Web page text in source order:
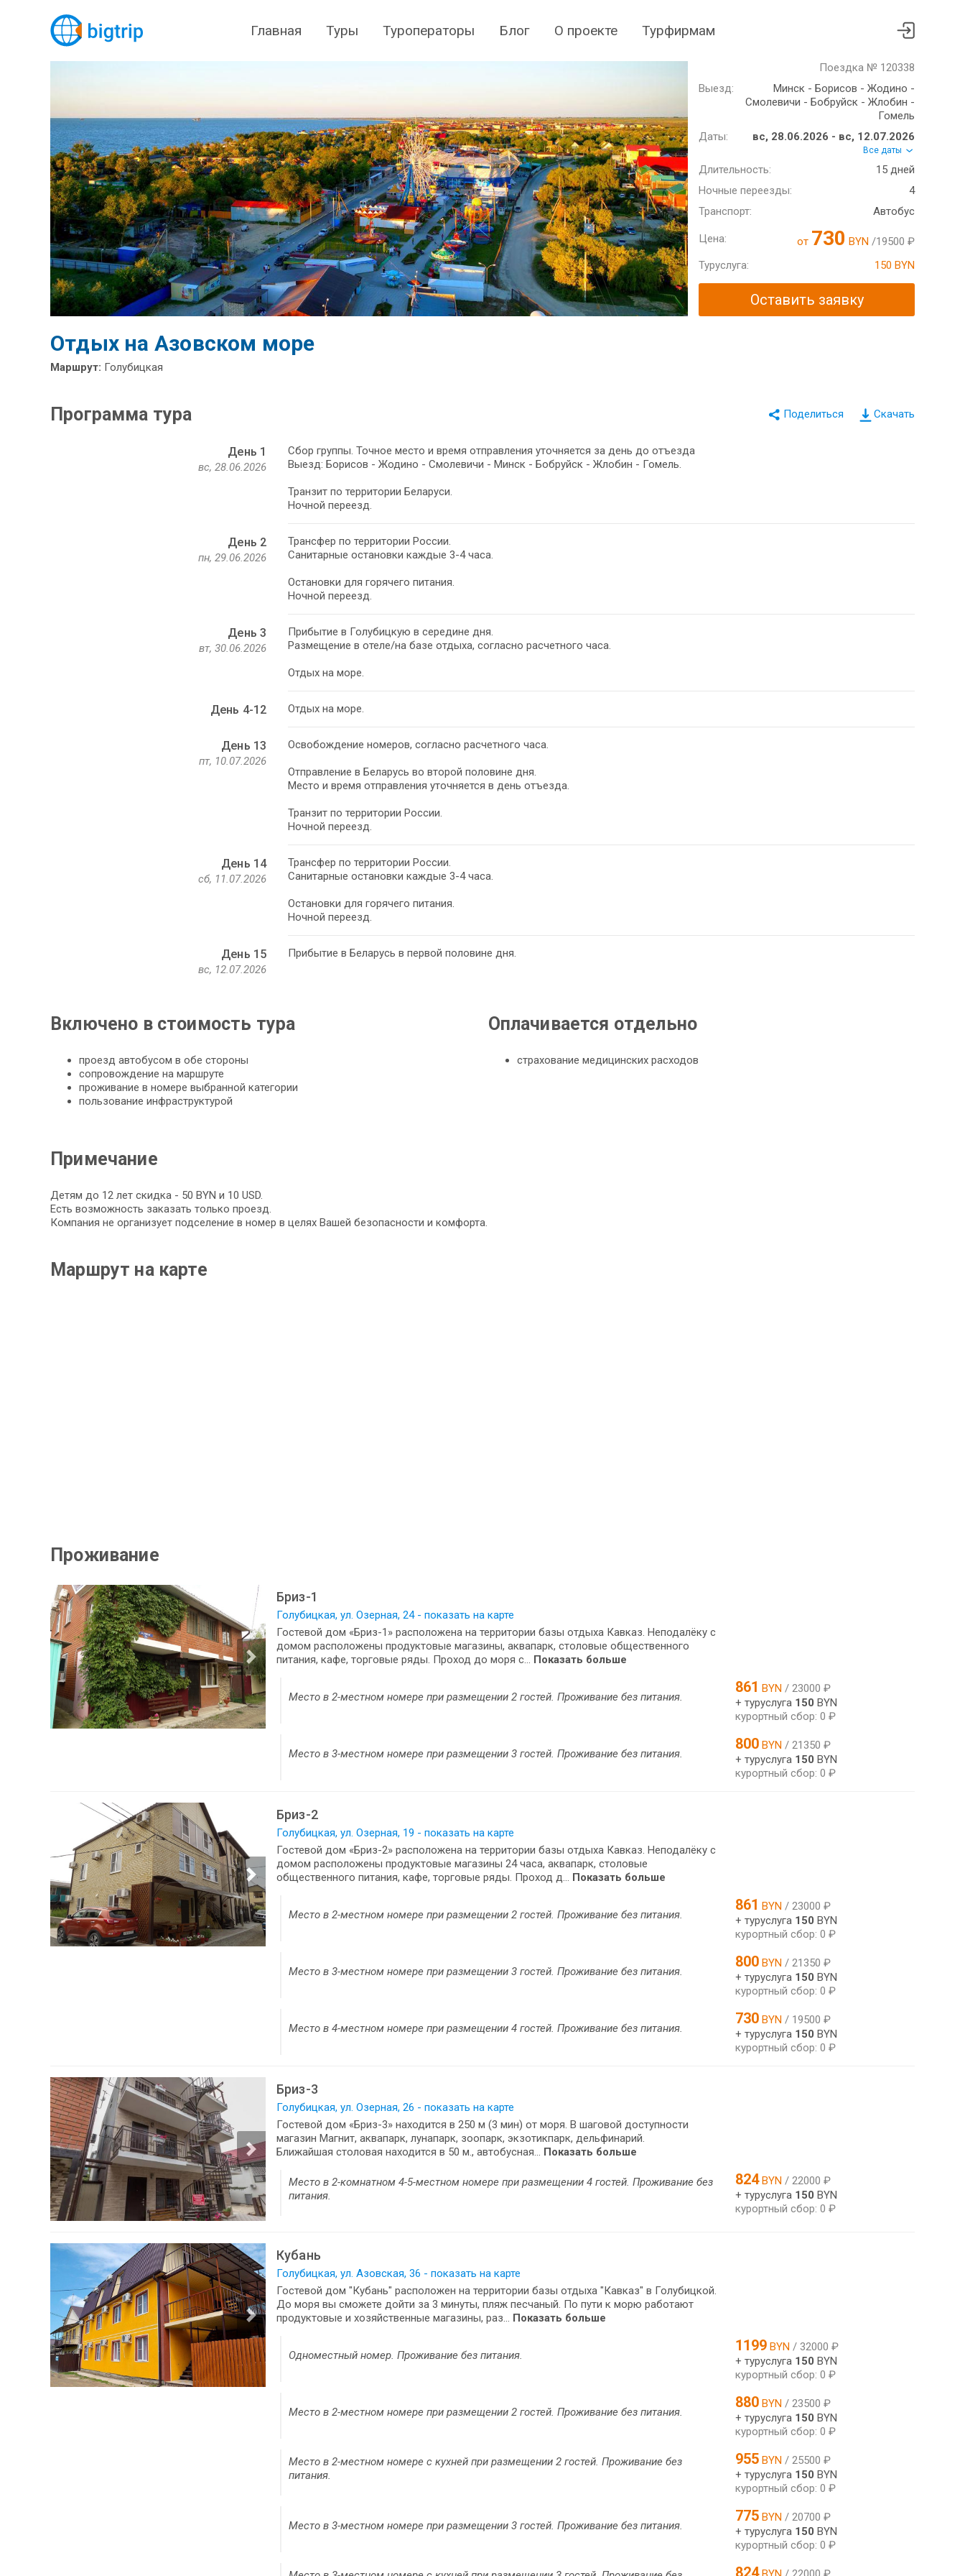
Главная Туры Туроператоры Блог О проекте Турфирмам
Поездка № 120338
Выезд:
Минск - Борисов - Жодино -
Смолевичи - Бобруйск - Жлобин -
Гомель
Даты:
вс, 28.06.2026 - вс, 12.07.2026
Все даты
Длительность:
15 дней
Ночные переезды:
4
Транспорт:
Автобус
Цена: от 730 BYN /19500 ₽
Туруслуга:
150 BYN
Оставить заявку
Отдых на Азовском море
Маршрут: Голубицкая
Скачать
Программа тура
День 1
вс, 28.06.2026
Сбор группы. Точное место и время отправления уточняется за день до отъезда
Выезд: Борисов - Жодино - Смолевичи - Минск - Бобруйск - Жлобин - Гомель.
Транзит по территории Беларуси.
Ночной переезд.
День 2
пн, 29.06.2026
Трансфер по территории России.
Санитарные остановки каждые 3-4 часа.
Остановки для горячего питания.
Ночной переезд.
День 3
вт, 30.06.2026
Прибытие в Голубицкую в середине дня.
Размещение в отеле/на базе отдыха, согласно расчетного часа.
Отдых на море.
День 4-12 Отдых на море.
День 13
пт, 10.07.2026
Освобождение номеров, согласно расчетного часа.
Отправление в Беларусь во второй половине дня.
Место и время отправления уточняется в день отъезда.
Транзит по территории России.
Ночной переезд.
День 14
сб, 11.07.2026
Трансфер по территории России.
Санитарные остановки каждые 3-4 часа.
Остановки для горячего питания.
Ночной переезд.
День 15
вс, 12.07.2026
Прибытие в Беларусь в первой половине дня.
Включено в стоимость тура
проезд автобусом в обе стороны
сопровождение на маршруте
проживание в номере выбранной категории
пользование инфраструктурой
Оплачивается отдельно
страхование медицинских расходов
Примечание
Детям до 12 лет скидка - 50 BYN и 10 USD.
Есть возможность заказать только проезд.
Компания не организует подселение в номер в целях Вашей безопасности и комфорта.
Маршрут на карте
Проживание
Бриз-1
Голубицкая, ул. Озерная, 24 - показать на карте
Гостевой дом «Бриз-1» расположена на территории базы отдыха Кавказ. Неподалёку с
домом расположены продуктовые магазины, аквапарк, столовые общественного
питания, кафе, торговые ряды. Проход до моря с... Показать больше
Место в 2-местном номере при размещении 2 гостей. Проживание без питания.
861 BYN / 23000 ₽
+ туруслуга 150 BYN
курортный сбор: 0 ₽
Место в 3-местном номере при размещении 3 гостей. Проживание без питания.
800 BYN / 21350 ₽
+ туруслуга 150 BYN
курортный сбор: 0 ₽
Бриз-2
Голубицкая, ул. Озерная, 19 - показать на карте
Гостевой дом «Бриз-2» расположена на территории базы отдыха Кавказ. Неподалёку с
домом расположены продуктовые магазины 24 часа, аквапарк, столовые
общественного питания, кафе, торговые ряды. Проход д... Показать больше
Место в 2-местном номере при размещении 2 гостей. Проживание без питания.
861 BYN / 23000 ₽
+ туруслуга 150 BYN
курортный сбор: 0 ₽
Место в 3-местном номере при размещении 3 гостей. Проживание без питания.
800 BYN / 21350 ₽
+ туруслуга 150 BYN
курортный сбор: 0 ₽
Место в 4-местном номере при размещении 4 гостей. Проживание без питания.
730 BYN / 19500 ₽
+ туруслуга 150 BYN
курортный сбор: 0 ₽
Бриз-3
Голубицкая, ул. Озерная, 26 - показать на карте
Гостевой дом «Бриз-3» находится в 250 м (3 мин) от моря. В шаговой доступности
магазин Магнит, аквапарк, лунапарк, зоопарк, экзотикпарк, дельфинарий.
Ближайшая столовая находится в 50 м., автобусная... Показать больше
Место в 2-комнатном 4-5-местном номере при размещении 4 гостей. Проживание без
питания.
824BYN / 22000 ₽
+ туруслуга 150 BYN
курортный сбор: 0 ₽
Кубань
Голубицкая, ул. Азовская, 36 - показать на карте
Гостевой дом "Кубань" расположен на территории базы отдыха "Кавказ" в Голубицкой.
До моря вы сможете дойти за 3 минуты, пляж песчаный. По пути к морю работают
продуктовые и хозяйственные магазины, раз... Показать больше
Одноместный номер. Проживание без питания.
1199 BYN / 32000 ₽
+ туруслуга 150 BYN
курортный сбор: 0 ₽
Место в 2-местном номере при размещении 2 гостей. Проживание без питания.
880 BYN / 23500 ₽
+ туруслуга 150 BYN
курортный сбор: 0 ₽
Место в 2-местном номере с кухней при размещении 2 гостей. Проживание без
питания.
955 BYN / 25500 ₽
+ туруслуга 150 BYN
курортный сбор: 0 ₽
Место в 3-местном номере при размещении 3 гостей. Проживание без питания.
775 BYN / 20700 ₽
+ туруслуга 150 BYN
курортный сбор: 0 ₽